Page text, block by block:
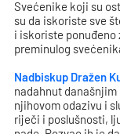
Svećenike koji su
su da iskoriste sve
i iskoriste
preminulog
Nadbiskup Dražen
nadahnut
njihovom odazivu i
riječi i poslušnosti,